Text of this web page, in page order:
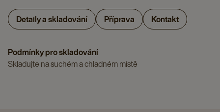
Detaily a skladování Příprava Kontakt
Podmínky pro skladování
Skladujte na suchém a chladném místě